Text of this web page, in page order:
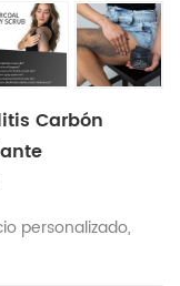
Carbón
personalizado,